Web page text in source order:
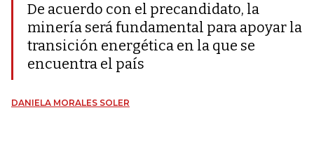
De acuerdo con el precandidato, la
minería será fundamental para apoyar la
transición energética en la que se
encuentra el país
DANIELA MORALES SOLER